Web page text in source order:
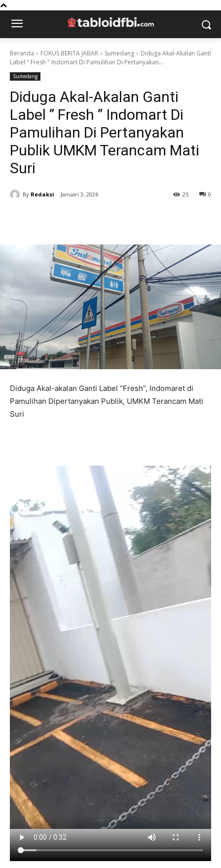
Beranda FOKUS BERITA JABAR Sumedang
Diduga Akal-Akalan Ganti
Label " Fresh " Indomart Di Pamulihan Di Pertanyakan...
Sumedang
Diduga Akal-Akalan Ganti
Label ” Fresh ” Indomart Di
Pamulihan Di Pertanyakan
Publik UMKM Terancam Mati
Suri
By Redaksi Januari 3, 2026 0
25
Diduga Akal-akalan Ganti Label “Fresh”, Indomaret di
Pamulihan Dipertanyakan Publik, UMKM Terancam Mati
Suri